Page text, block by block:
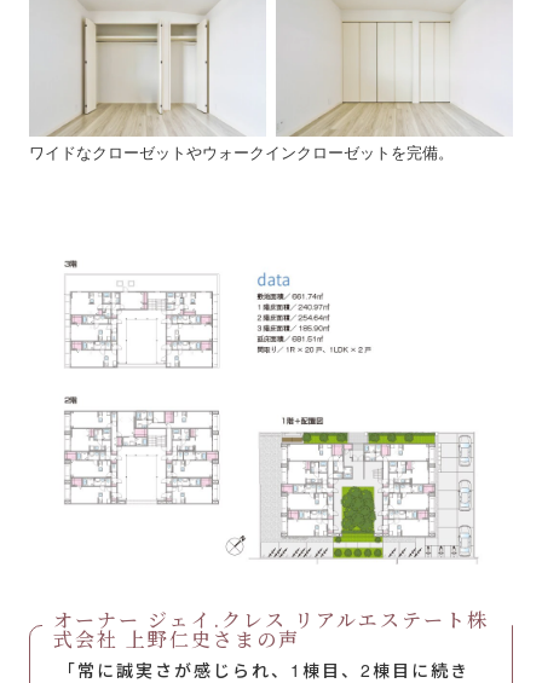
ワイドなクローゼットやウォークインクローゼットを完備。
オーナー ジェイ.クレス リアルエステート株
式会社 上野仁史さまの声
「常に誠実さが感じられ、1棟目、2棟目に続き